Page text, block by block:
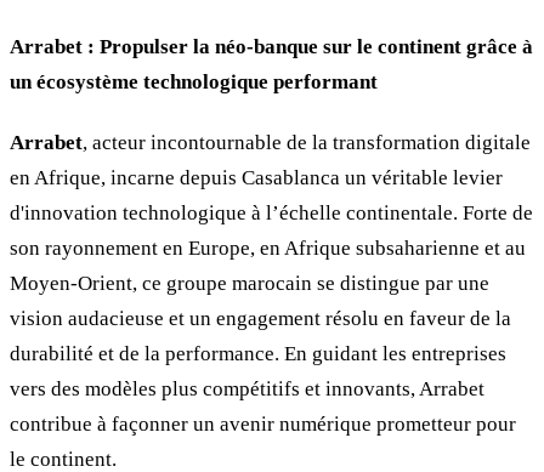
Arrabet : Propulser la néo-banque sur le continent grâce à
un écosystème technologique performant
Arrabet, acteur incontournable de la transformation digitale
en Afrique, incarne depuis Casablanca un véritable levier
d'innovation technologique à l’échelle continentale. Forte de
son rayonnement en Europe, en Afrique subsaharienne et au
Moyen-Orient, ce groupe marocain se distingue par une
vision audacieuse et un engagement résolu en faveur de la
durabilité et de la performance. En guidant les entreprises
vers des modèles plus compétitifs et innovants, Arrabet
contribue à façonner un avenir numérique prometteur pour
le continent.